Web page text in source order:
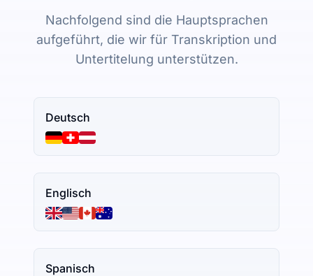
Nachfolgend sind die Hauptsprachen
aufgeführt, die wir für Transkription und
Untertitelung unterstützen.
Deutsch
Englisch
Spanisch